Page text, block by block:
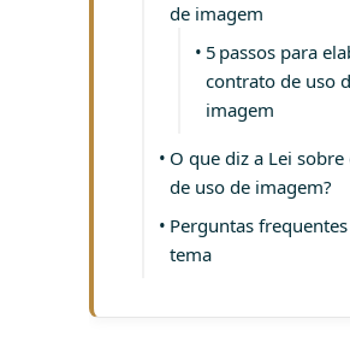
de imagem
5 passos para
contrato de uso
imagem
O que diz a Lei
de uso de imagem?
Perguntas
tema